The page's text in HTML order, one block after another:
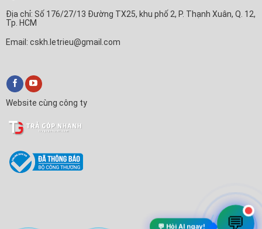
Địa chỉ: Số 176/27/13 Đường TX25, khu phố 2, P. Thạnh Xuân, Q. 12,
Tp. HCM
Email: cskh.letrieu@gmail.com
Website cùng công ty
💬
💬 Hỏi AI ngay!